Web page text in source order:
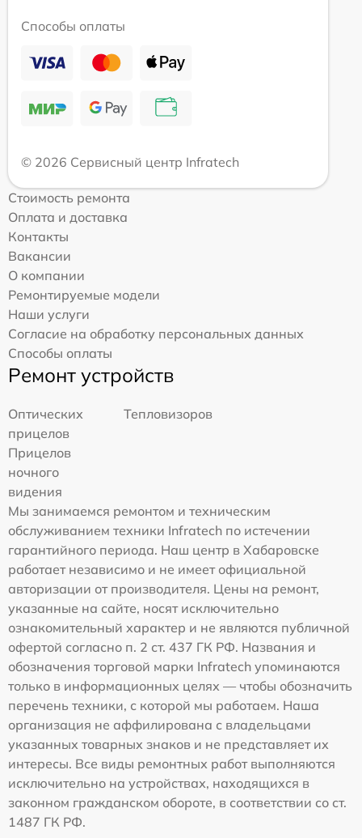
Способы оплаты
© 2026 Сервисный центр Infratech
Стоимость ремонта
Оплата и доставка
Контакты
Вакансии
О компании
Ремонтируемые модели
Наши услуги
Согласие на обработку персональных данных
Способы оплаты
Ремонт устройств
Оптических
прицелов
Тепловизоров
Прицелов
ночного
видения
Мы занимаемся ремонтом и техническим
обслуживанием техники Infratech по истечении
гарантийного периода. Наш центр в Хабаровске
работает независимо и не имеет официальной
авторизации от производителя. Цены на ремонт,
указанные на сайте, носят исключительно
ознакомительный характер и не являются публичной
офертой согласно п. 2 ст. 437 ГК РФ. Названия и
обозначения торговой марки Infratech упоминаются
только в информационных целях — чтобы обозначить
перечень техники, с которой мы работаем. Наша
организация не аффилирована с владельцами
указанных товарных знаков и не представляет их
интересы. Все виды ремонтных работ выполняются
исключительно на устройствах, находящихся в
законном гражданском обороте, в соответствии со ст.
1487 ГК РФ.